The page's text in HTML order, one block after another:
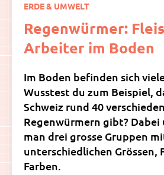
ERDE & UMWELT
Regenwürmer:
Arbeiter im Boden
Im Boden befinden sich
Wusstest du zum Beispiel,
Schweiz rund 40
Regenwürmern gibt?
man drei grosse Gruppen
unterschiedlichen Grössen,
Farben.